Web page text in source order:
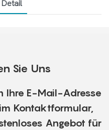
Sie Uns
Ihre E-Mail-Adresse
Kontaktformular,
Angebot für